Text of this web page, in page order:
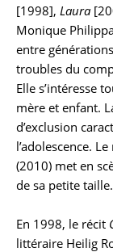
[1998], Laura
Monique
entre
troubles du
Elle s’intéresse
mère et enfant.
d’exclusion
l’adolescence.
(2010) met en
de sa petite taille.
En 1998, le récit
littéraire Heilig